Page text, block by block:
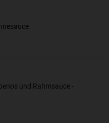
und Rahmsauce -